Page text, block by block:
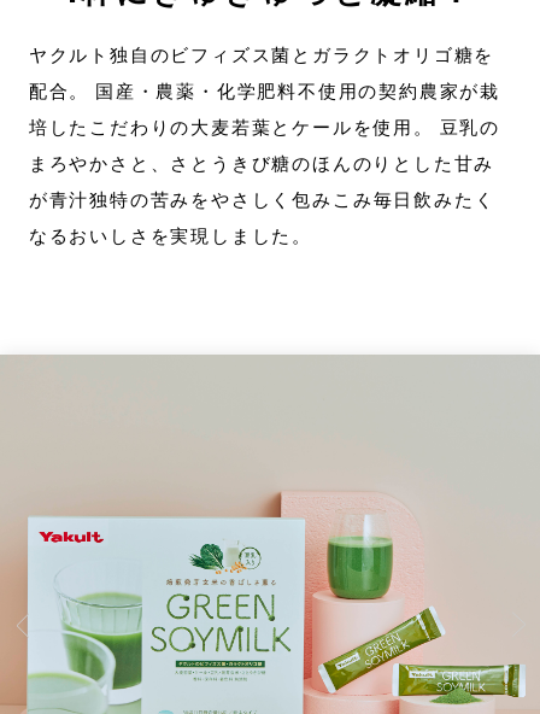
instagram
Yakult Wellness Online お客さまセンター
［ 月～金 10:00～16:00 ｜ 土日・祝日・年末年始休み ］
ヤクルト独自のビフィズス菌とガラクトオリゴ糖を
配合。
国産・農薬・化学肥料不使用の契約農家が栽
培したこだわりの大麦若葉とケールを使用。
豆乳の
まろやかさと、さとうきび糖のほんのりとした甘み
が青汁独特の苦みをやさしく包みこみ毎日飲みたく
なるおいしさを実現しました。